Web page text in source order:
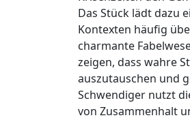
Das Stück lädt dazu
Kontexten häufig
charmante
zeigen, dass wahre
auszutauschen und
Schwendiger nutzt
von Zusammenhalt